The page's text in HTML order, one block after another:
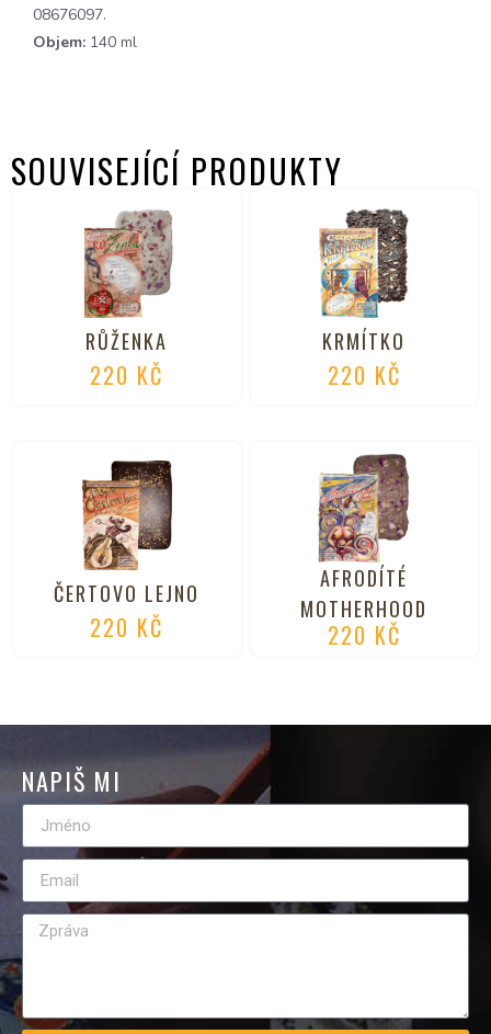
08676097.
Objem: 140 ml
SOUVISEJÍCÍ PRODUKTY
RŮŽENKA
220 KČ
KRMÍTKO
220 KČ
ČERTOVO LEJNO
220 KČ
AFRODÍTÉ
MOTHERHOOD
220 KČ
NAPIŠ MI